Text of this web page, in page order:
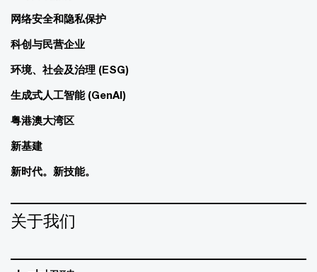
网络安全和隐私保护
科创与民营企业
环境、社会及治理 (ESG)
生成式人工智能 (GenAI)
粤港澳大湾区
新基建
新时代。新技能。
关于我们